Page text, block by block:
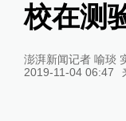
校在测
澎湃新闻记者 喻琰
2019-11-04 06:47